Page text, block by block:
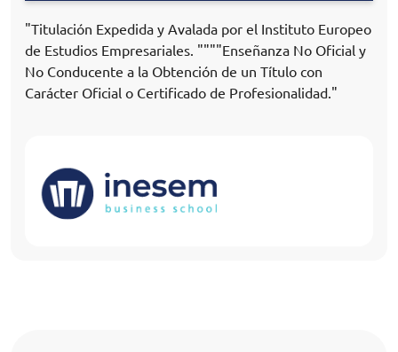
"Titulación Expedida y Avalada por el Instituto Europeo
de Estudios Empresariales. """"Enseñanza No Oficial y
No Conducente a la Obtención de un Título con
Carácter Oficial o Certificado de Profesionalidad."